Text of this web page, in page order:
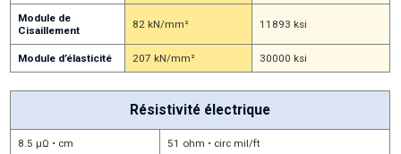
Module de
Cisaillement
82 kN/mm² 11893 ksi
Module d’élasticité 207 kN/mm² 30000 ksi
Résistivité électrique
8.5 μΩ • cm 51 ohm • circ mil/ft